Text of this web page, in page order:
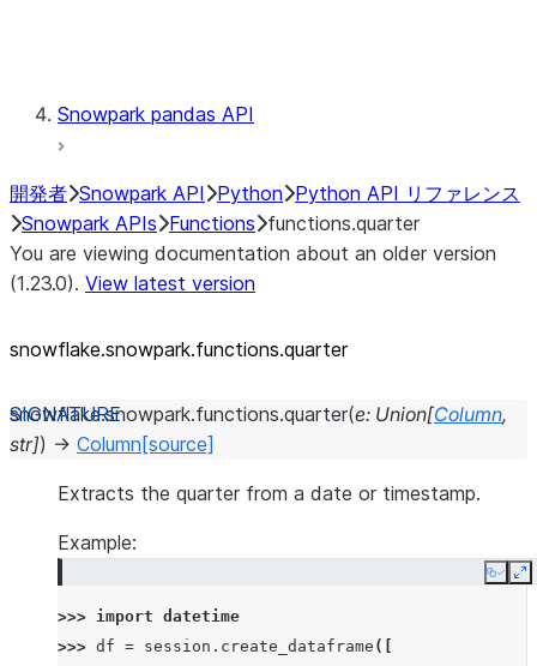
Snowpark pandas API
開発者 Snowpark API Python Python API リファレンス
Snowpark APIs Functions functions.quarter
You are viewing documentation about an older version
(1.23.0). View latest version
snowflake.snowpark.functions.quarter
snowflake.snowpark.functions.quarter(e: Union[Column,
str]) → Column [source]
Extracts the quarter from a date or timestamp.
Example:
Copy
>>> import datetime
>>> df = session . create_dataframe ([